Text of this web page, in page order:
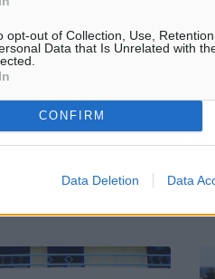
opt-out of Collection, Use,
Data that Is Unrelated with
CONFIRM
Data Deletion Data
το σχέδιο για το
αυτή έχει ένα
και ολοκληρωμένο
αποφασισμένοι να
τόνισε ο υπουργός
Νησιωτικής Πολιτικής,
Ο